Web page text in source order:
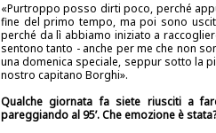
«Purtroppo posso dirti poco, perché
fine del primo tempo, ma poi sono
perché da lì abbiamo iniziato a
sentono tanto - anche per me che non
una domenica speciale, seppur sotto la
nostro capitano Borghi».
Qualche giornata fa siete riusciti a
pareggiando al 95’. Che emozione è stata?